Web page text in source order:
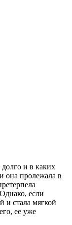
и в каких
она пролежала в
если
и стала мягкой
ее уже